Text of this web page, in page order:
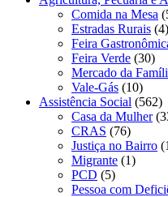
Comida na Mesa
Estradas Rurais (4)
Feira
Feira Verde (30)
Mercado da
Vale-Gás (10)
Assistência Social (562)
Casa da Mulher
CRAS (76)
Justiça no Bairro
Migrante (1)
PCD (5)
Pessoa com